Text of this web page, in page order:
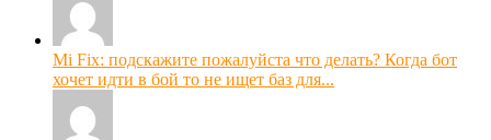
Mi Fix: подскажите пожалуйста что делать? Когда бот
хочет идти в бой то не ищет баз для...